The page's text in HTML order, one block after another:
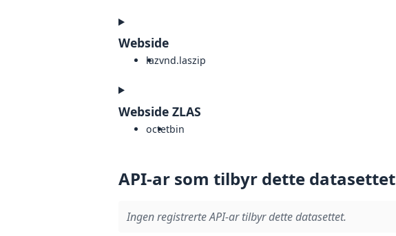
Webside
lazvnd.laszip
Webside ZLAS
octetbin
API-ar som tilbyr dette datasettet
Ingen registrerte API-ar tilbyr dette datasettet.